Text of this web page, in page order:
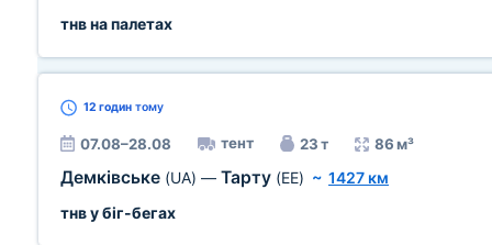
тнв на палетах
12 годин тому
07.08–28.08 тент 23 т 86 м³
Демківське (UA) — Тарту (EE) ~ 1427 км
тнв у біг-бегах